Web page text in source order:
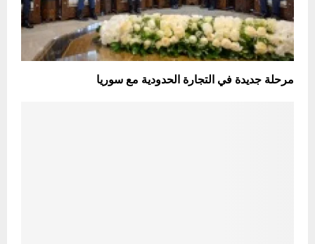
مرحلة جديدة في التجارة الحدودية مع سوريا